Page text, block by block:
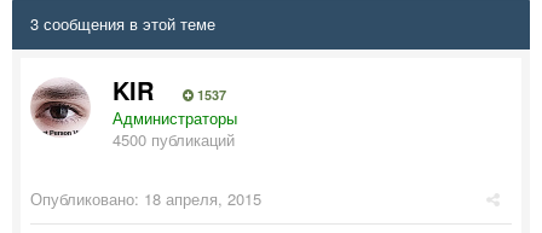
3 сообщения в этой теме
KIR 1537
Администраторы
4500 публикаций
Опубликовано: 18 апреля, 2015